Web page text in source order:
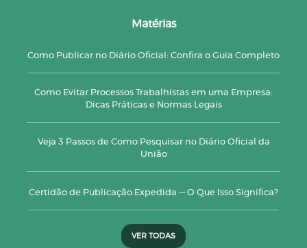
Matérias
Como Publicar no Diário Oficial: Confira o Guia Completo
Como Evitar Processos Trabalhistas em uma Empresa:
Dicas Práticas e Normas Legais
Veja 3 Passos de Como Pesquisar no Diário Oficial da
União
Certidão de Publicação Expedida — O Que Isso Significa?
VER TODAS